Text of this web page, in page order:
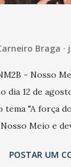
da doença,
Braga
- Nosso
dia 12 de
tema "A força
Meio e
POSTAR UM